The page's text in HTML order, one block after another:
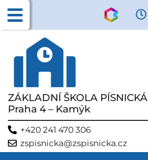
ZÁKLADNÍ ŠKOLA PÍSNICKÁ
Praha 4 – Kamýk
+420 241 470 306
zspisnicka@zspisnicka.cz